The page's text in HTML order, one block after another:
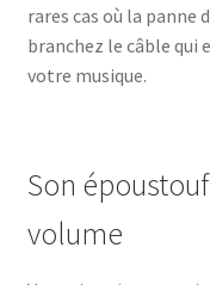
rares cas où la
branchez le câble qui
votre musique.
Son
volume